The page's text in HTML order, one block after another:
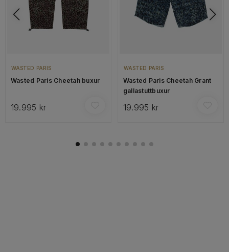
WASTED PARIS
Wasted Paris Cheetah buxur
19.995 kr
WASTED PARIS
Wasted Paris Cheetah Grant
gallastuttbuxur
19.995 kr